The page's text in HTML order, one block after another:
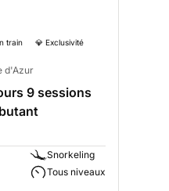
train 💎 Exclusivité
d'Azur
9 sessions
Snorkeling
Tous niveaux